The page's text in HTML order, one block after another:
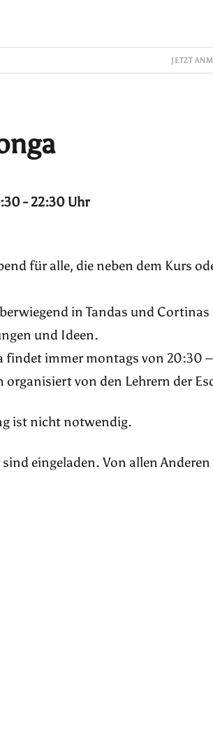
- 22:30 Uhr
für alle, die neben dem Kurs
in Tandas und
und Ideen.
findet immer montags von 20:30
organisiert von den Lehrern der
ist nicht notwendig.
eingeladen. Von allen